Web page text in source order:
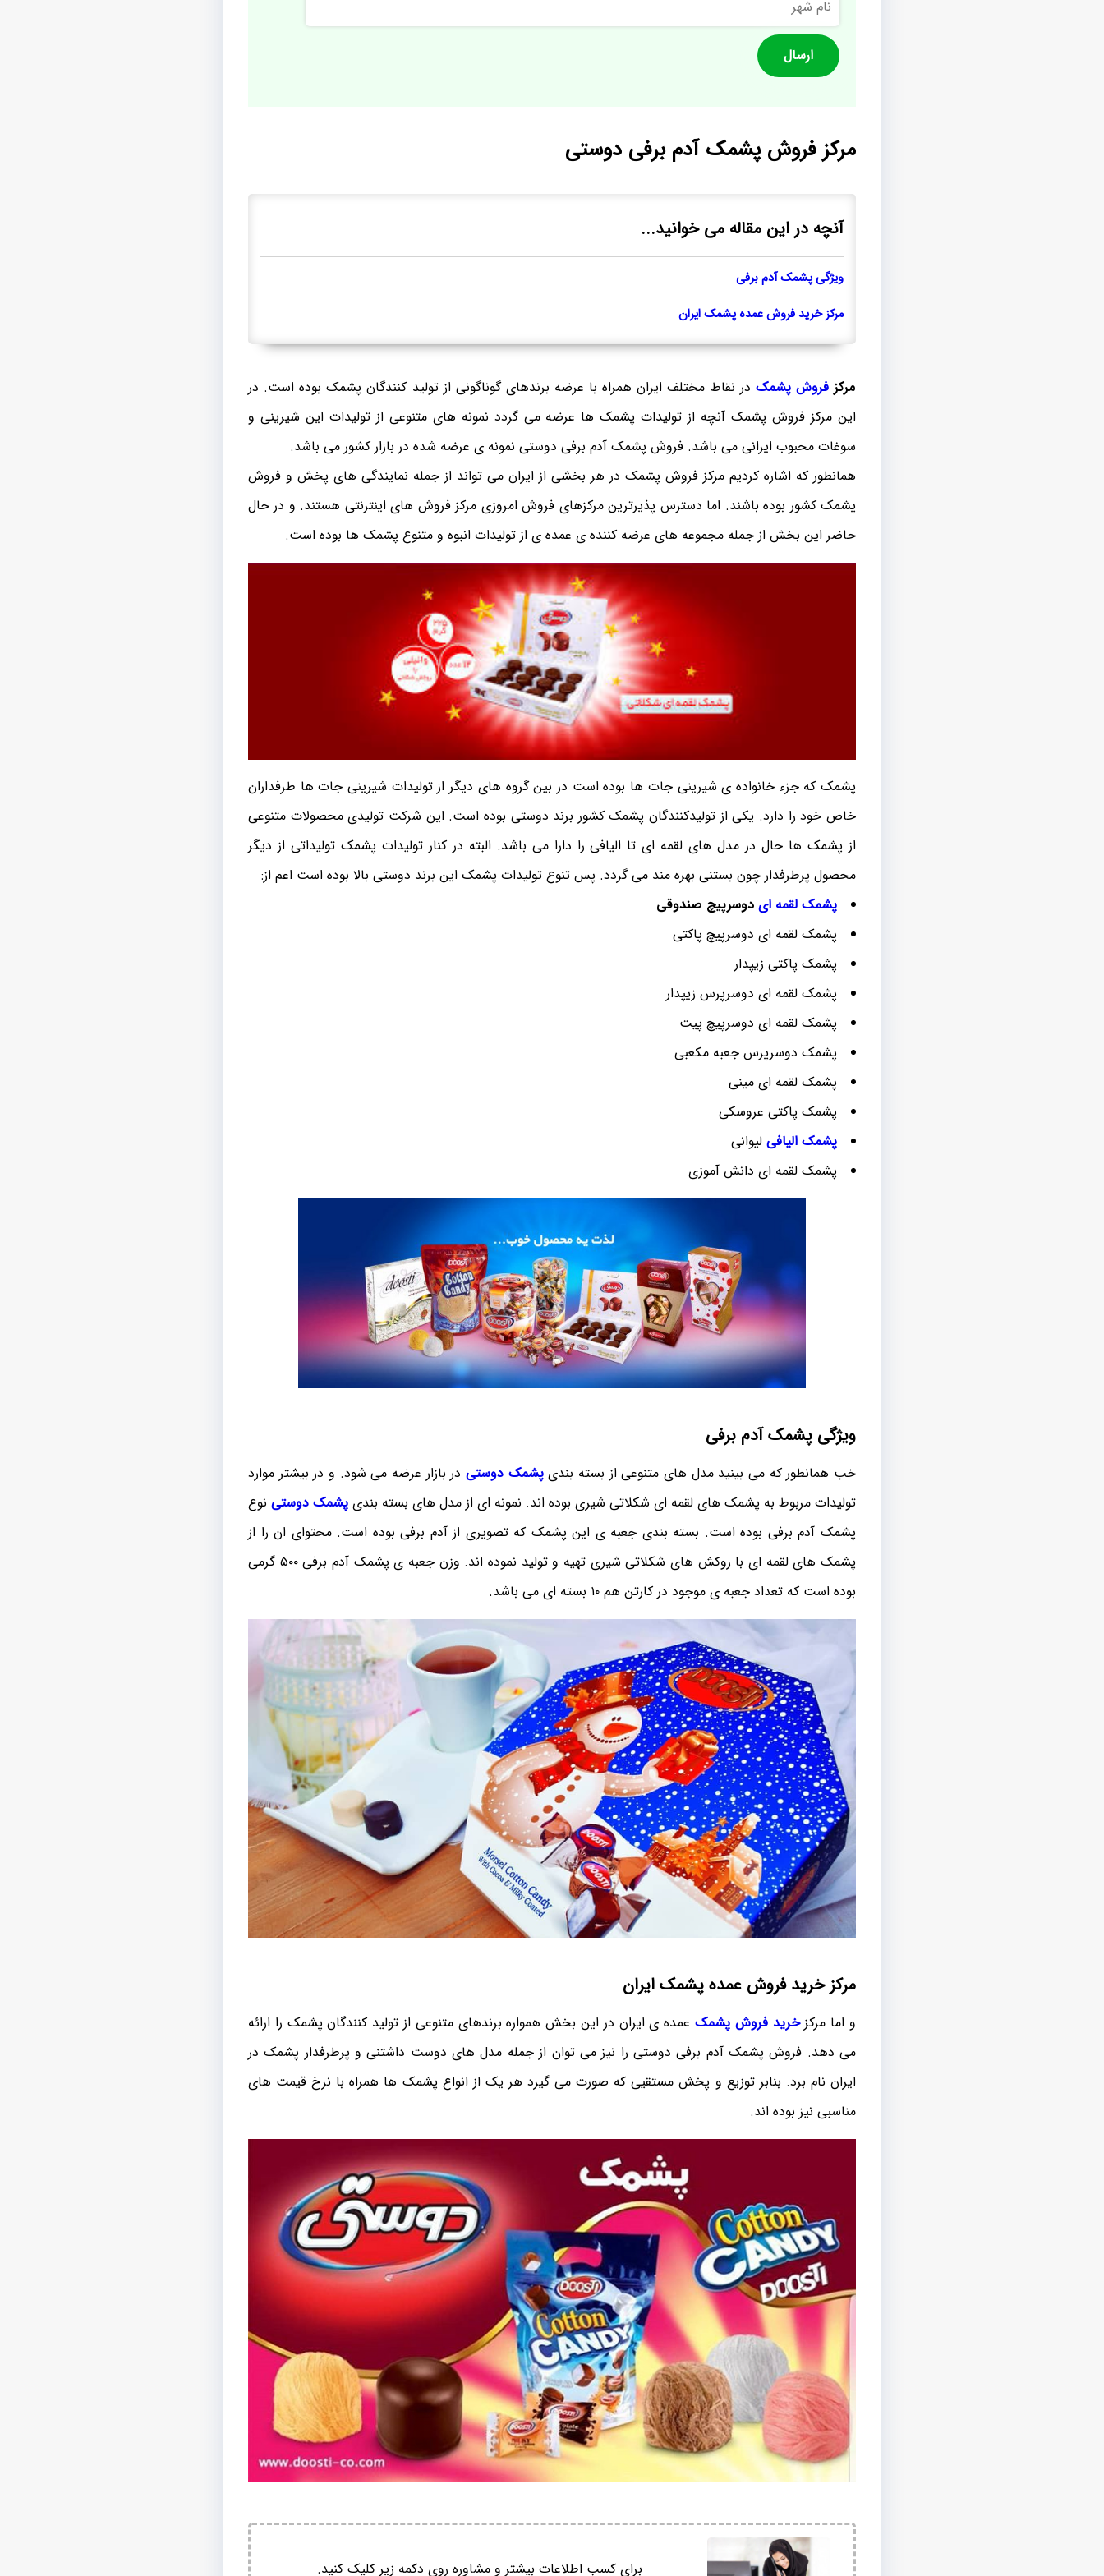
شهر
مرکز فروش پشمک آدم برفی دوستی
آنچه در این مقاله می خوانید...
ویژگی پشمک آدم برفی
مرکز خرید فروش عمده پشمک ایران
مرکزفروش پشمک در نقاط مختلف ایران همراه با عرضه برندهای گوناگونی از تولید کنندگان پشمک بوده است. در
این مرکز فروش پشمک آنچه از تولیدات پشمک ها عرضه می گردد نمونه های متنوعی از تولیدات این شیرینی و
سوغات محبوب ایرانی می باشد. فروش پشمک آدم برفی دوستی نمونه ی عرضه شده در بازار کشور می باشد.
همانطور که اشاره کردیم مرکز فروش پشمک در هر بخشی از ایران می تواند از جمله نمایندگی های پخش و فروش
پشمک کشور بوده باشند. اما دسترس پذیرترین مرکزهای فروش امروزی مرکز فروش های اینترنتی هستند. و در حال
حاضر این بخش از جمله مجموعه های عرضه کننده ی عمده ی از تولیدات انبوه و متنوع پشمک ها بوده است.
پشمک که جزء خانواده ی شیرینی جات ها بوده است در بین گروه های دیگر از تولیدات شیرینی جات ها طرفداران
خاص خود را دارد. یکی از تولیدکنندگان پشمک کشور برند دوستی بوده است. این شرکت تولیدی محصولات متنوعی
از پشمک ها حال در مدل های لقمه ای تا الیافی را دارا می باشد. البته در کنار تولیدات پشمک تولیداتی از دیگر
محصول پرطرفدار چون بستنی بهره مند می گردد. پس تنوع تولیدات پشمک این برند دوستی بالا بوده است اعم از:
پشمک لقمه ای دوسرپیچ صندوقی
پشمک لقمه ای دوسرپیچ پاکتی
پشمک پاکتی زیپدار
پشمک لقمه ای دوسرپرس زیپدار
پشمک لقمه ای دوسرپیچ پیت
پشمک دوسرپرس جعبه مکعبی
پشمک لقمه ای مینی
پشمک پاکتی عروسکی
پشمک الیافی لیوانی
پشمک لقمه ای دانش آموزی
ویژگی پشمک آدم برفی
خب همانطور که می بینید مدل های متنوعی از بسته بندیپشمک دوستی در بازار عرضه می شود. و در بیشتر موارد
تولیدات مربوط به پشمک های لقمه ای شکلاتی شیری بوده اند. نمونه ای از مدل های بسته بندی پشمک دوستی نوع
پشمک آدم برفی بوده است. بسته بندی جعبه ی این پشمک که تصویری از آدم برفی بوده است. محتوای ان را از
پشمک های لقمه ای با روکش های شکلاتی شیری تهیه و تولید نموده اند. وزن جعبه ی پشمک آدم برفی ۵۰۰ گرمی
بوده است که تعداد جعبه ی موجود در کارتن هم ۱۰ بسته ای می باشد.
مرکز خرید فروش عمده پشمک ایران
و اما مرکزخرید فروش پشمک عمده ی ایران در این بخش همواره برندهای متنوعی از تولید کنندگان پشمک را ارائه
می دهد. فروش پشمک آدم برفی دوستی را نیز می توان از جمله مدل های دوست داشتنی و پرطرفدار پشمک در
ایران نام برد. بنابر توزیع و پخش مستقیی که صورت می گیرد هر یک از انواع پشمک ها همراه با نرخ قیمت های
مناسبی نیز بوده اند.
برای کسب اطلاعات بیشتر و مشاوره روی دکمه زیر کلیک کنید.